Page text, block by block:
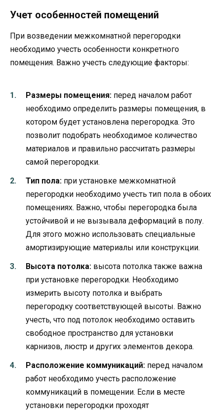
Учет особенностей помещений
При возведении межкомнатной перегородки
необходимо учесть особенности конкретного
помещения. Важно учесть следующие факторы:
Размеры помещения: перед началом работ
необходимо определить размеры помещения, в
котором будет установлена перегородка. Это
позволит подобрать необходимое количество
материалов и правильно рассчитать размеры
самой перегородки.
Тип пола: при установке межкомнатной
перегородки необходимо учесть тип пола в обоих
помещениях. Важно, чтобы перегородка была
устойчивой и не вызывала деформаций в полу.
Для этого можно использовать специальные
амортизирующие материалы или конструкции.
Высота потолка: высота потолка также важна
при установке перегородки. Необходимо
измерить высоту потолка и выбрать
перегородку соответствующей высоты. Важно
учесть, что под потолок необходимо оставить
свободное пространство для установки
карнизов, люстр и других элементов декора.
Расположение коммуникаций: перед началом
работ необходимо учесть расположение
коммуникаций в помещении. Если в месте
установки перегородки проходят